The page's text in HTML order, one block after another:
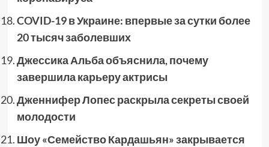
COVID-19 в Украине: впервые за сутки более
20 тысяч заболевших
Джессика Альба объяснила, почему
завершила карьеру актрисы
Дженнифер Лопес раскрыла секреты своей
молодости
Шоу «Семейство Кардашьян» закрывается